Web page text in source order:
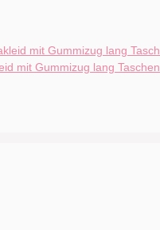
mit Gummizug lang Taschen